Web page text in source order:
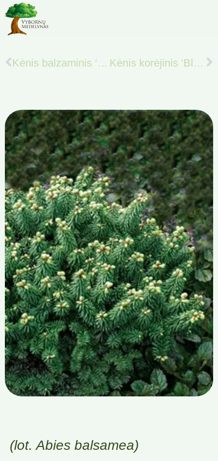
Kėnis balzaminis ‘Nana‘ Kėnis korėjinis ‘Blue Emperor‘
(lot. Abies balsamea)